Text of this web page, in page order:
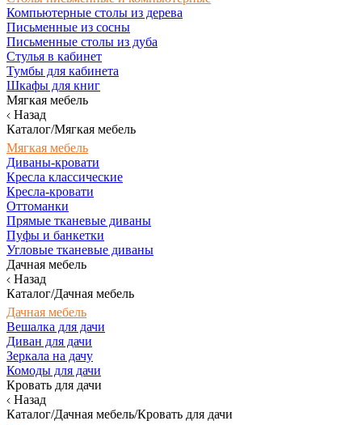
Компьютерные столы из дерева
Письменные из сосны
Письменные столы из дуба
Стулья в кабинет
Тумбы для кабинета
Шкафы для книг
Мягкая мебель
Назад
Каталог/Мягкая мебель
Мягкая мебель
Диваны-кровати
Кресла классические
Кресла-кровати
Оттоманки
Прямые тканевые диваны
Пуфы и банкетки
Угловые тканевые диваны
Дачная мебель
Назад
Каталог/Дачная мебель
Дачная мебель
Вешалка для дачи
Диван для дачи
Зеркала на дачу
Комоды для дачи
Кровать для дачи
Назад
Каталог/Дачная мебель/Кровать для дачи